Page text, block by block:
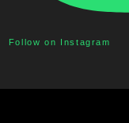
Follow on Instagram